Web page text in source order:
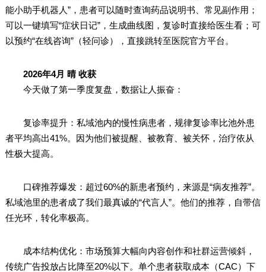
能小助手机器人”，患者可以随时查询药品说明书、常见副作用；
可以一键填写“症状日记”，生成曲线图，复诊时直接给医生看；可
以预约“在线咨询”（轻问诊），直接跳转至医院官方平台。
2026年4月 晴 收获
今天做了第一季度复盘，数据让人振奋：
复诊率提升：私域池内的慢性病患者，规律复诊率比池外患
者平均高出41%。因为他们被提醒、被教育、被关怀，治疗依从
性极大提高。
口碑推荐爆发：超过60%的新患者预约，来源是“病友推荐”。
私域池里的患者成了我们最真诚的“代言人”。他们的推荐，自带信
任光环，转化率极高。
成本结构优化：市场预算大幅向内容创作和社群运营倾斜，
传统广告投放占比降至20%以下。单个患者获取成本（CAC）下